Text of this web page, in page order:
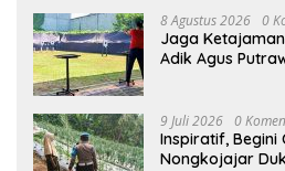
8 Agustus 2026 0
Jaga
Adik Agus
9 Juli 2026 0
Inspiratif, Begini
Nongkojajar